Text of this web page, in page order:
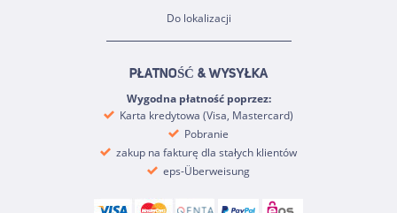
Do lokalizacji
PŁATNOŚĆ & WYSYŁKA
Wygodna płatność poprzez:
Karta kredytowa (Visa, Mastercard)
Pobranie
zakup na fakturę dla stałych klientów
eps-Überweisung